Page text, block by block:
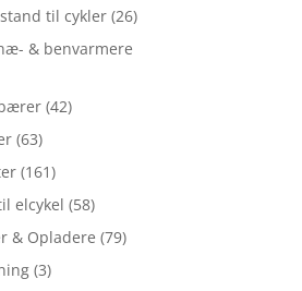
til cykler (26)
& benvarmere
(42)
(63)
(161)
elcykel (58)
& Opladere (79)
(3)